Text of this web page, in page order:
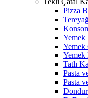
Tekli Çatal
Pizza
Yemek
Yemek
Yemek
Tatlı
Pasta
Pasta